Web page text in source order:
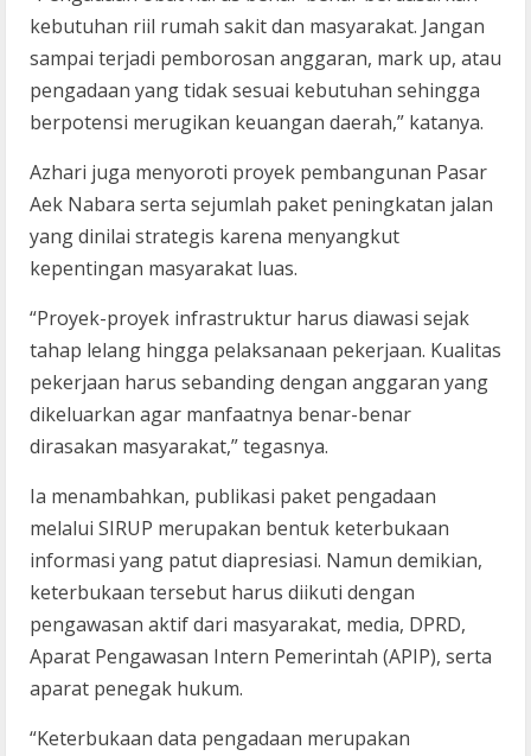
kebutuhan riil rumah sakit dan masyarakat. Jangan
sampai terjadi pemborosan anggaran, mark up, atau
pengadaan yang tidak sesuai kebutuhan sehingga
berpotensi merugikan keuangan daerah,” katanya.
Azhari juga menyoroti proyek pembangunan Pasar
Aek Nabara serta sejumlah paket peningkatan jalan
yang dinilai strategis karena menyangkut
kepentingan masyarakat luas.
“Proyek-proyek infrastruktur harus diawasi sejak
tahap lelang hingga pelaksanaan pekerjaan. Kualitas
pekerjaan harus sebanding dengan anggaran yang
dikeluarkan agar manfaatnya benar-benar
dirasakan masyarakat,” tegasnya.
Ia menambahkan, publikasi paket pengadaan
melalui SIRUP merupakan bentuk keterbukaan
informasi yang patut diapresiasi. Namun demikian,
keterbukaan tersebut harus diikuti dengan
pengawasan aktif dari masyarakat, media, DPRD,
Aparat Pengawasan Intern Pemerintah (APIP), serta
aparat penegak hukum.
“Keterbukaan data pengadaan merupakan